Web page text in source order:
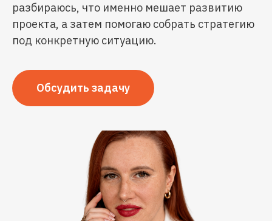
разбираюсь, что именно мешает развитию
проекта, а затем помогаю собрать стратегию
под конкретную ситуацию.
Обсудить задачу